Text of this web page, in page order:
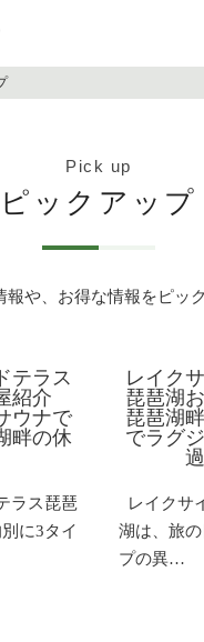
Pick up
ピックアップ
報や、お得な情報をピック
テラス
紹介
ウナで
畔の休
ラス琵琶
に3タイ
レイク
琵琶湖
琵琶湖
でラグ
レイクサ
湖は、旅
プの異…